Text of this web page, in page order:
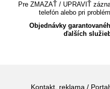
Pre ZMAZAŤ / UPRAVIŤ
telefón alebo pri
Objednávky
ďalších
Kontakt, reklama /